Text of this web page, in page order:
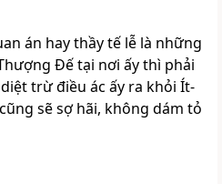
án hay thầy tế lễ là những
Đế tại nơi ấy thì phải
trừ điều ác ấy ra khỏi Ít-
sẽ sợ hãi, không dám tỏ